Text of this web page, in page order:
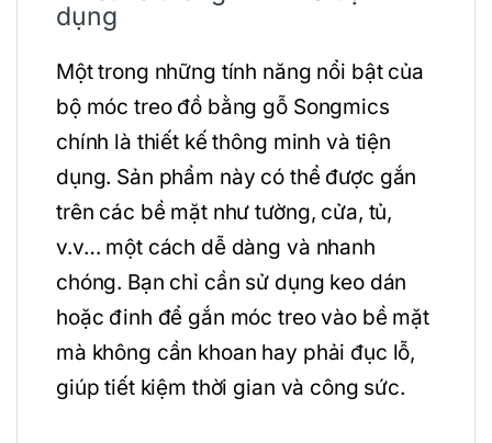
dụng
Một trong những tính năng nổi bật của
bộ móc treo đồ bằng gỗ Songmics
chính là thiết kế thông minh và tiện
dụng. Sản phẩm này có thể được gắn
trên các bề mặt như tường, cửa, tủ,
v.v… một cách dễ dàng và nhanh
chóng. Bạn chỉ cần sử dụng keo dán
hoặc đinh để gắn móc treo vào bề mặt
mà không cần khoan hay phải đục lỗ,
giúp tiết kiệm thời gian và công sức.